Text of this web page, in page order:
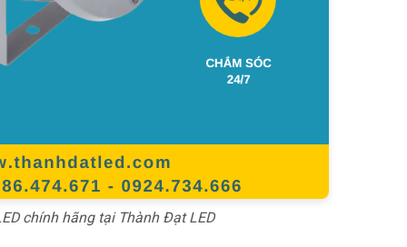
chính hãng tại Thành Đạt LED